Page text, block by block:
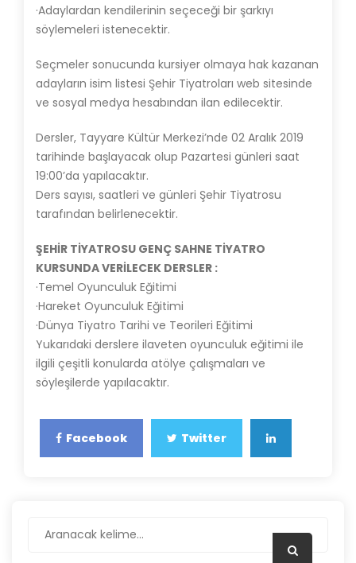
·Adaylardan kendilerinin seçeceği bir şarkıyı
söylemeleri istenecektir.
Seçmeler sonucunda kursiyer olmaya hak kazanan
adayların isim listesi Şehir Tiyatroları web sitesinde
ve sosyal medya hesabından ilan edilecektir.
Dersler, Tayyare Kültür Merkezi’nde 02 Aralık 2019
tarihinde başlayacak olup Pazartesi günleri saat
19:00’da yapılacaktır.
Ders sayısı, saatleri ve günleri Şehir Tiyatrosu
tarafından belirlenecektir.
ŞEHİR TİYATROSU GENÇ SAHNE TİYATRO
KURSUNDA VERİLECEK DERSLER :
·Temel Oyunculuk Eğitimi
·Hareket Oyunculuk Eğitimi
·Dünya Tiyatro Tarihi ve Teorileri Eğitimi
Yukarıdaki derslere ilaveten oyunculuk eğitimi ile
ilgili çeşitli konularda atölye çalışmaları ve
söyleşilerde yapılacaktır.
Facebook Twitter